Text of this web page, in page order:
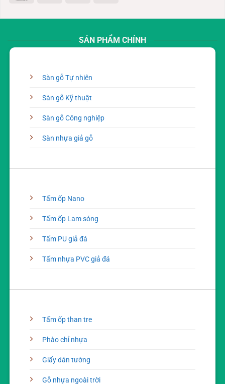
Delivery
SẢN PHẨM CHÍNH
Sàn gỗ Tự nhiên
Sàn gỗ Kỹ thuật
Sàn gỗ Công nghiệp
Sàn nhựa giả gỗ
Tấm ốp Nano
Tấm ốp Lam sóng
Tấm PU giả đá
Tấm nhựa PVC giả đá
Tấm ốp than tre
Phào chỉ nhựa
Giấy dán tường
Gỗ nhựa ngoài trời